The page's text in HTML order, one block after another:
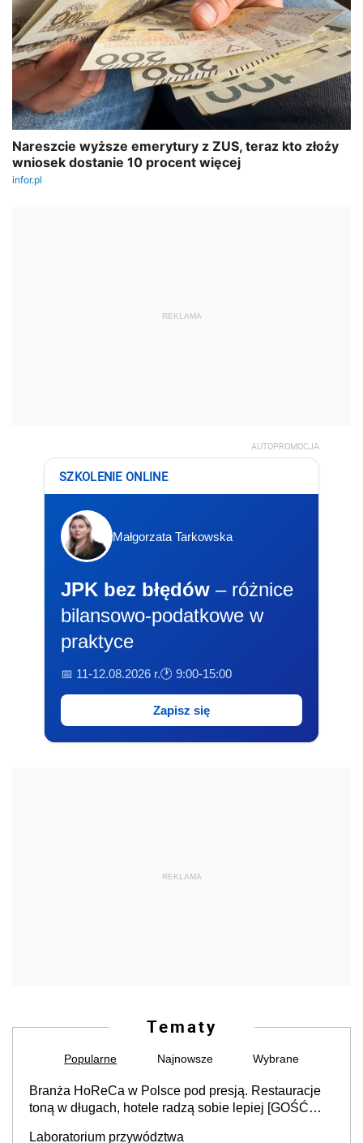
REKLAMA
AUTOPROMOCJA
SZKOLENIE ONLINE
Małgorzata Tarkowska
JPK bez błędów – różnice
bilansowo-podatkowe w
praktyce
📅 11-12.08.2026 r.🕐 9:00-15:00
Zapisz się
REKLAMA
Tematy
Popularne Najnowsze Wybrane
Branża HoReCa w Polsce pod presją. Restauracje
toną w długach, hotele radzą sobie lepiej [GOŚĆ
Laboratorium przywództwa